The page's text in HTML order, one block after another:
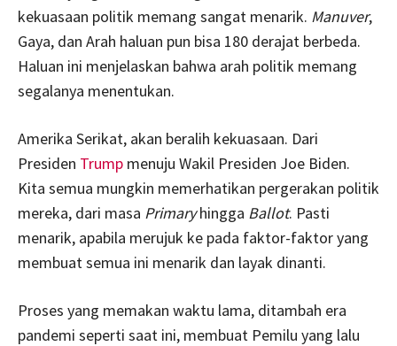
kekuasaan politik memang sangat menarik. Manuver,
Gaya, dan Arah haluan pun bisa 180 derajat berbeda.
Haluan ini menjelaskan bahwa arah politik memang
segalanya menentukan.
Amerika Serikat, akan beralih kekuasaan. Dari
Presiden Trump menuju Wakil Presiden Joe Biden.
Kita semua mungkin memerhatikan pergerakan politik
mereka, dari masa Primaryhingga Ballot. Pasti
menarik, apabila merujuk ke pada faktor-faktor yang
membuat semua ini menarik dan layak dinanti.
Proses yang memakan waktu lama, ditambah era
pandemi seperti saat ini, membuat Pemilu yang lalu